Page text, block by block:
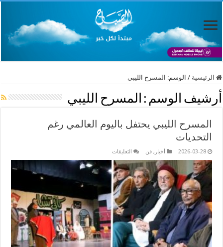
الرئيسية / الوسم: المسرح الليبي
أرشيف الوسم : المسرح الليبي
المسرح الليبي يحتفل باليوم العالمي رغم
التحديات
2026-03-28 أخبار ,فن التعليقات
يحتفل
باليوم
التحديات
مغلقة